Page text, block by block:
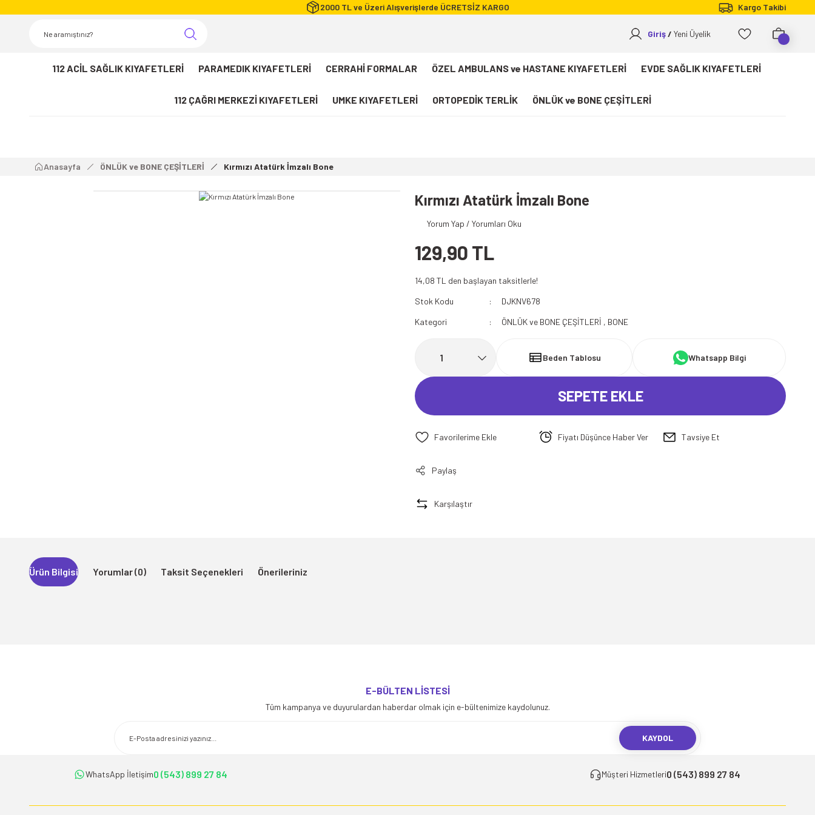
2000 TL ve Üzeri Alışverişlerde ÜCRETSİZ KARGO Kargo Takibi
Giriş Yeni Üyelik
112 ACİL SAĞLIK KIYAFETLERİ PARAMEDIK KIYAFETLERİ CERRAHİ FORMALAR ÖZEL AMBULANS ve HASTANE KIYAFETLERİ EVDE SAĞLIK KIYAFETLERİ
112 ÇAĞRI MERKEZİ KIYAFETLERİ UMKE KIYAFETLERİ ORTOPEDİK TERLİK ÖNLÜK ve BONE ÇEŞİTLERİ
Paramedik T-shirt
112 Paramedik Yelek
112 Acil Sağlık Polar
Paramedik Swit
Anasayfa ÖNLÜK ve BONE ÇEŞİTLERİ Kırmızı Atatürk İmzalı Bone
Kırmızı Atatürk İmzalı Bone
Yorum Yap / Yorumları Oku
129,90 TL
14,08 TL den başlayan taksitlerle!
Stok Kodu
DJKNV678
Kategori
ÖNLÜK ve BONE ÇEŞİTLERİ , BONE
Beden Tablosu Whatsapp Bilgi
SEPETE EKLE
Fiyatı Düşünce Haber Ver Tavsiye Et
Paylaş
Karşılaştır
Ürün Bilgisi Yorumlar (0) Taksit Seçenekleri Önerileriniz
Ürün açıklamasında eksik bilgiler bulunuyor.
Ürün fiyatı diğer sitelerden daha pahalı.
E-BÜLTEN LİSTESİ
Tüm kampanya ve duyurulardan haberdar olmak için e-bültenimize kaydolunuz.
KAYDOL
WhatsApp İletişim0 (543) 899 27 84 Müşteri Hizmetleri0 (543) 899 27 84